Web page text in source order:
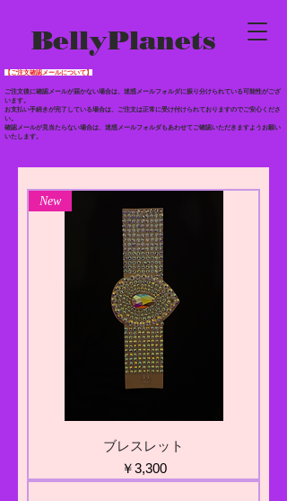
BellyPlanets
【ご注文確認メールについて】
ご注文後に確認メールが届かない場合は、迷惑メールフォルダに振り分けられている可能性がござ
います。
お支払い手続きが完了している場合は、ご注文は正常に受け付けられておりますのでご安心くださ
い。
確認メールが見当たらない場合は、迷惑メールフォルダもあわせてご確認いただきますようお願い
いたします。
New
ブレスレット
価格
￥3,300